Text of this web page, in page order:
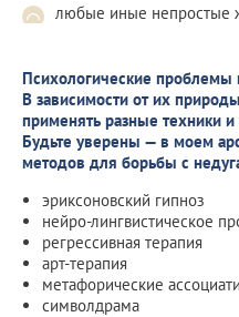
любые иные непростые
Психологические
В зависимости от их
применять разные техники и
Будьте уверены — в моем
методов для борьбы с
эриксоновский гипноз
нейро-лингвистическое
регрессивная терапия
арт-терапия
метафорические
символдрама